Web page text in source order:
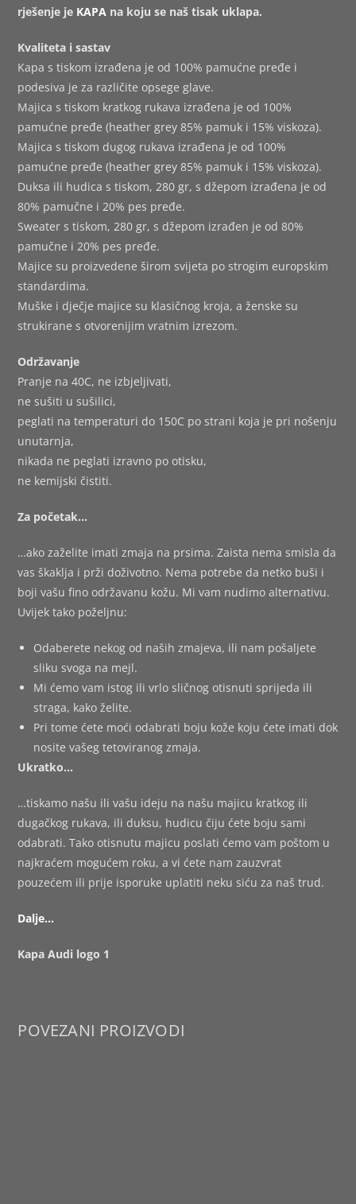
rješenje je KAPA na koju se naš tisak uklapa.
Kvaliteta i sastav
Kapa s tiskom izrađena je od 100% pamućne pređe i
podesiva je za različite opsege glave.
Majica s tiskom kratkog rukava izrađena je od 100%
pamućne pređe (heather grey 85% pamuk i 15% viskoza).
Majica s tiskom dugog rukava izrađena je od 100%
pamućne pređe (heather grey 85% pamuk i 15% viskoza).
Duksa ili hudica s tiskom, 280 gr, s džepom izrađena je od
80% pamučne i 20% pes pređe.
Sweater s tiskom, 280 gr, s džepom izrađen je od 80%
pamučne i 20% pes pređe.
Majice su proizvedene širom svijeta po strogim europskim
standardima.
Muške i dječje majice su klasičnog kroja, a ženske su
strukirane s otvorenijim vratnim izrezom.
Održavanje
Pranje na 40C, ne izbjeljivati,
ne sušiti u sušilici,
peglati na temperaturi do 150C po strani koja je pri nošenju
unutarnja,
nikada ne peglati izravno po otisku,
ne kemijski čistiti.
Za početak…
…ako zaželite imati zmaja na prsima. Zaista nema smisla da
vas škaklja i prži doživotno. Nema potrebe da netko buši i
boji vašu fino održavanu kožu. Mi vam nudimo alternativu.
Uvijek tako poželjnu:
Odaberete nekog od naših zmajeva, ili nam pošaljete
sliku svoga na mejl.
Mi ćemo vam istog ili vrlo sličnog otisnuti sprijeda ili
straga, kako želite.
Pri tome ćete moći odabrati boju kože koju ćete imati dok
nosite vašeg tetoviranog zmaja.
Ukratko…
…tiskamo našu ili vašu ideju na našu majicu kratkog ili
dugačkog rukava, ili duksu, hudicu čiju ćete boju sami
odabrati. Tako otisnutu majicu poslati ćemo vam poštom u
najkraćem mogućem roku, a vi ćete nam zauzvrat
pouzećem ili prije isporuke uplatiti neku siću za naš trud.
Dalje…
Kapa Audi logo 1
POVEZANI PROIZVODI